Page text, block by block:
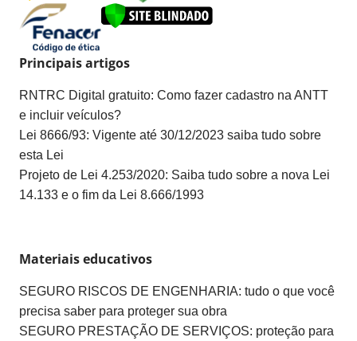
Principais artigos
RNTRC Digital gratuito: Como fazer cadastro na ANTT
e incluir veículos?
Lei 8666/93: Vigente até 30/12/2023 saiba tudo sobre
esta Lei
Projeto de Lei 4.253/2020: Saiba tudo sobre a nova Lei
14.133 e o fim da Lei 8.666/1993
Materiais educativos
SEGURO RISCOS DE ENGENHARIA: tudo o que você
precisa saber para proteger sua obra
SEGURO PRESTAÇÃO DE SERVIÇOS: proteção para